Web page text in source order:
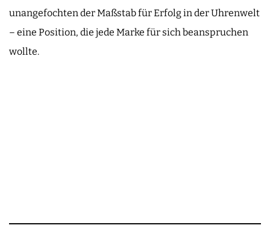
unangefochten der Maßstab für Erfolg in der Uhrenwelt
– eine Position, die jede Marke für sich beanspruchen
wollte.